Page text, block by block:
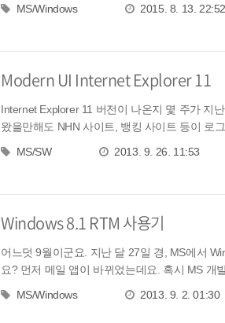
MS/Windows
2015. 8. 13. 22:52
Modern UI Internet Explorer 11
Internet Explorer 11 버전이 나온지 몇 주가 지
왔을만해도 NHN 사이트, 뱅킹 사이트 등이 로
MS/SW
2013. 9. 26. 11:53
Windows 8.1 RTM 사용기
어느덧 9월이군요. 지난 달 27일 경, MS에서
요? 먼저 메일 앱이 바뀌었는데요. 혹시 MS 개
MS/Windows
2013. 9. 2. 01:30